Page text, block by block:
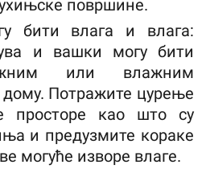
површине.
бити влага и влага:
и вашки могу бити
или влажним
Потражите цурење
просторе као што су
и предузмите кораке
могуће изворе влаге.